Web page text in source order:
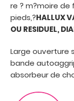
re ? m?moire
pieds,?HALLUX
OU RESIDUEL,
Large ouverture
bande
absorbeur de